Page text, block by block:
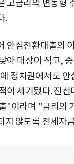
고금리의 변동형
.
안심전환대출의
아 대상이 적고,
정치권에서도
이 제기됐다. 진
"이라며 "금리의
지 않도록 전세자